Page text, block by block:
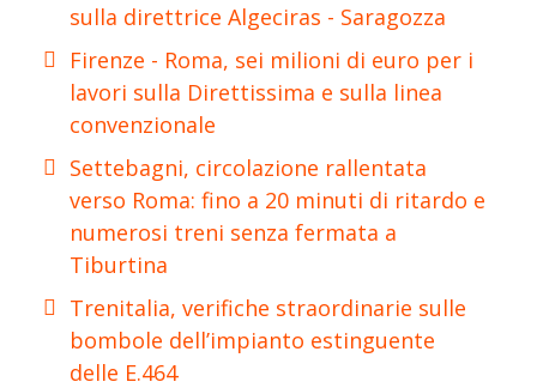
sulla direttrice Algeciras - Saragozza
Firenze - Roma, sei milioni di euro per i
lavori sulla Direttissima e sulla linea
convenzionale
Settebagni, circolazione rallentata
verso Roma: fino a 20 minuti di ritardo e
numerosi treni senza fermata a
Tiburtina
Trenitalia, verifiche straordinarie sulle
bombole dell’impianto estinguente
delle E.464